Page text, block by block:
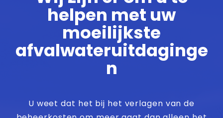
helpen met uw
moeilijkste
afvalwateruitdaginge
n
U weet dat het bij het verlagen van de